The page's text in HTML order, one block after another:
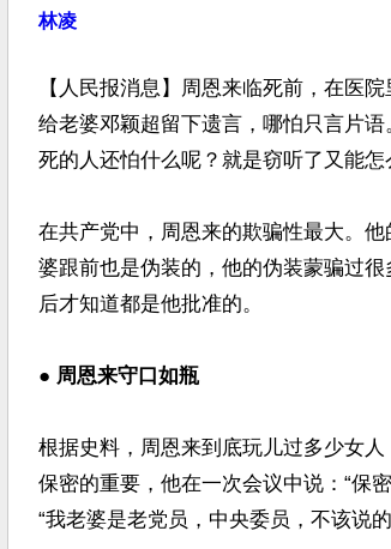
林凌
【人民报消息】周恩来临死前，在医
给老婆邓颖超留下遗言，哪怕只言片
死的人还怕什么呢？就是窃听了又能怎
在共产党中，周恩来的欺骗性最大。
婆跟前也是伪装的，他的伪装蒙骗过
后才知道都是他批准的。
● 周恩来守口如瓶
根据史料，周恩来到底玩儿过多少女
保密的重要，他在一次会议中说：“保
“我老婆是老党员，中央委员，不该说